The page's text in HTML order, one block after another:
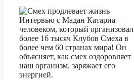
Интервью с Мадан Катариа —
человеком, который организовал
более 16 тысяч Клубов Смеха в
более чем 60 странах мира! Он
объясняет, как смех оздоровляет
наш организм, заряжает его
энергией.